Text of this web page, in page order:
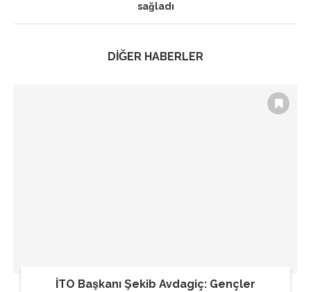
sağladı
DİĞER HABERLER
İTO Başkanı Şekib Avdagiç: Gençler